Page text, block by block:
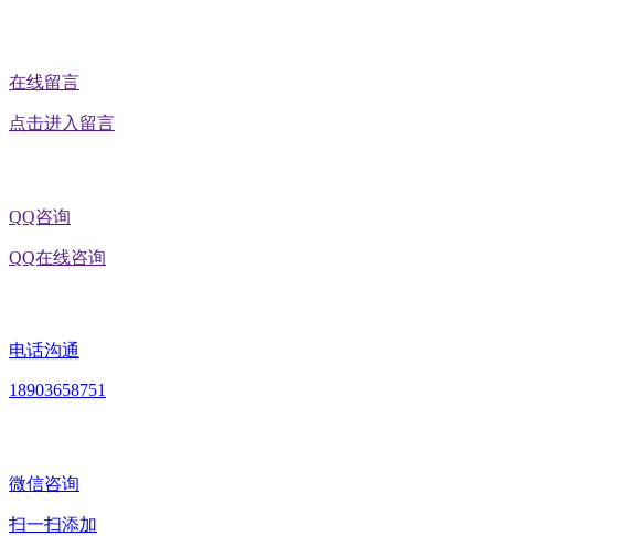
在线留言
点击进入留言
QQ咨询
QQ在线咨询
电话沟通
18903658751
微信咨询
扫一扫添加